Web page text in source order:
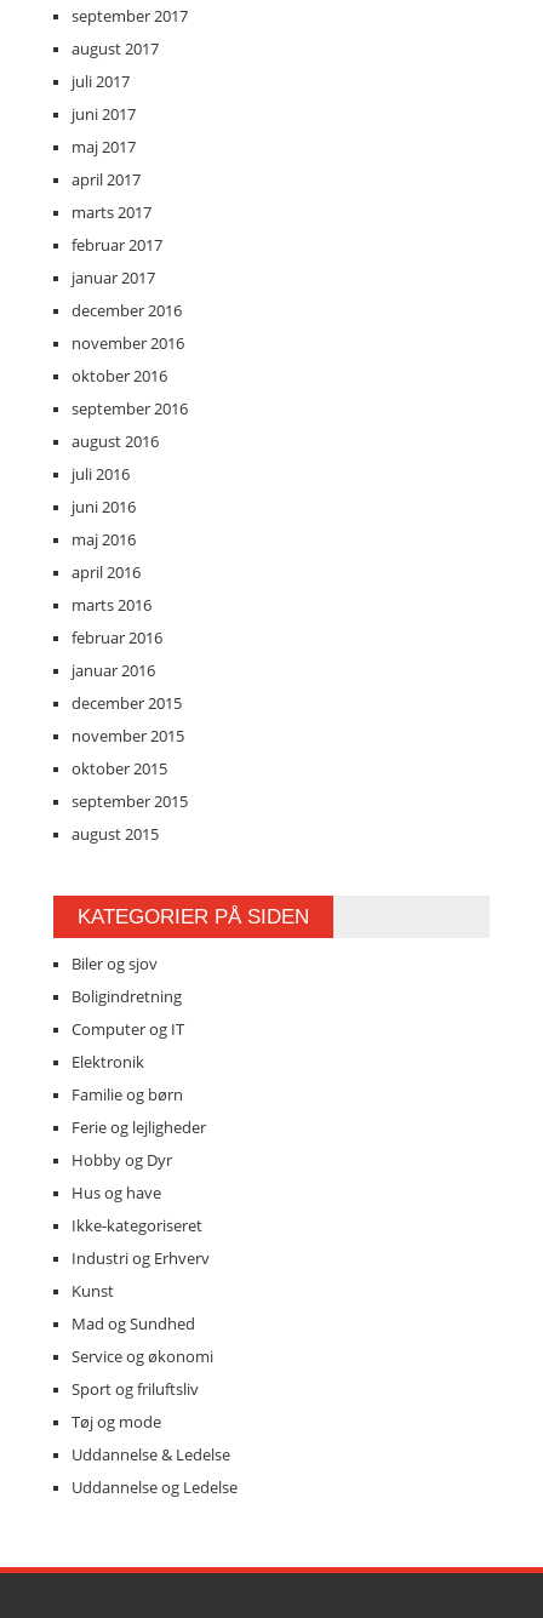
september 2017
august 2017
juli 2017
juni 2017
maj 2017
april 2017
marts 2017
februar 2017
januar 2017
december 2016
november 2016
oktober 2016
september 2016
august 2016
juli 2016
juni 2016
maj 2016
april 2016
marts 2016
februar 2016
januar 2016
december 2015
november 2015
oktober 2015
september 2015
august 2015
KATEGORIER PÅ SIDEN
Biler og sjov
Boligindretning
Computer og IT
Elektronik
Familie og børn
Ferie og lejligheder
Hobby og Dyr
Hus og have
Ikke-kategoriseret
Industri og Erhverv
Kunst
Mad og Sundhed
Service og økonomi
Sport og friluftsliv
Tøj og mode
Uddannelse & Ledelse
Uddannelse og Ledelse